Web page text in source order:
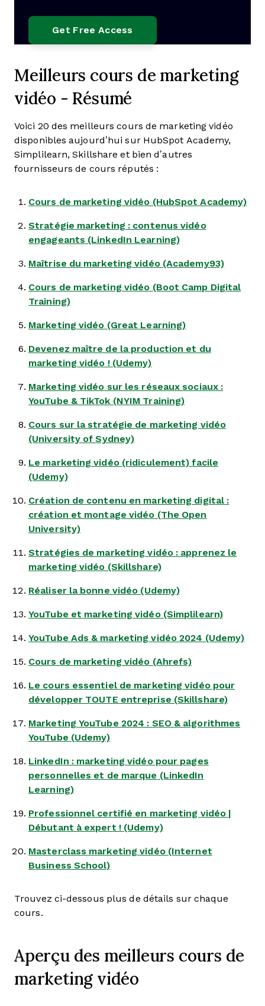
Meilleurs cours de marketing
vidéo - Résumé
Voici 20 des meilleurs cours de marketing vidéo
disponibles aujourd’hui sur HubSpot Academy,
Simplilearn, Skillshare et bien d’autres
fournisseurs de cours réputés :
Cours de marketing vidéo (HubSpot Academy)
Stratégie marketing : contenus vidéo
engageants (LinkedIn Learning)
Maîtrise du marketing vidéo (Academy93)
Cours de marketing vidéo (Boot Camp Digital
Training)
Marketing vidéo (Great Learning)
Devenez maître de la production et du
marketing vidéo ! (Udemy)
Marketing vidéo sur les réseaux sociaux :
YouTube & TikTok (NYIM Training)
Cours sur la stratégie de marketing vidéo
(University of Sydney)
Le marketing vidéo (ridiculement) facile
(Udemy)
Création de contenu en marketing digital :
création et montage vidéo (The Open
University)
Stratégies de marketing vidéo : apprenez le
marketing vidéo (Skillshare)
Réaliser la bonne vidéo (Udemy)
YouTube et marketing vidéo (Simplilearn)
YouTube Ads & marketing vidéo 2024 (Udemy)
Cours de marketing vidéo (Ahrefs)
Le cours essentiel de marketing vidéo pour
développer TOUTE entreprise (Skillshare)
Marketing YouTube 2024 : SEO & algorithmes
YouTube (Udemy)
LinkedIn : marketing vidéo pour pages
personnelles et de marque (LinkedIn
Learning)
Professionnel certifié en marketing vidéo |
Débutant à expert ! (Udemy)
Masterclass marketing vidéo (Internet
Business School)
Trouvez ci-dessous plus de détails sur chaque
cours.
Aperçu des meilleurs cours de
marketing vidéo